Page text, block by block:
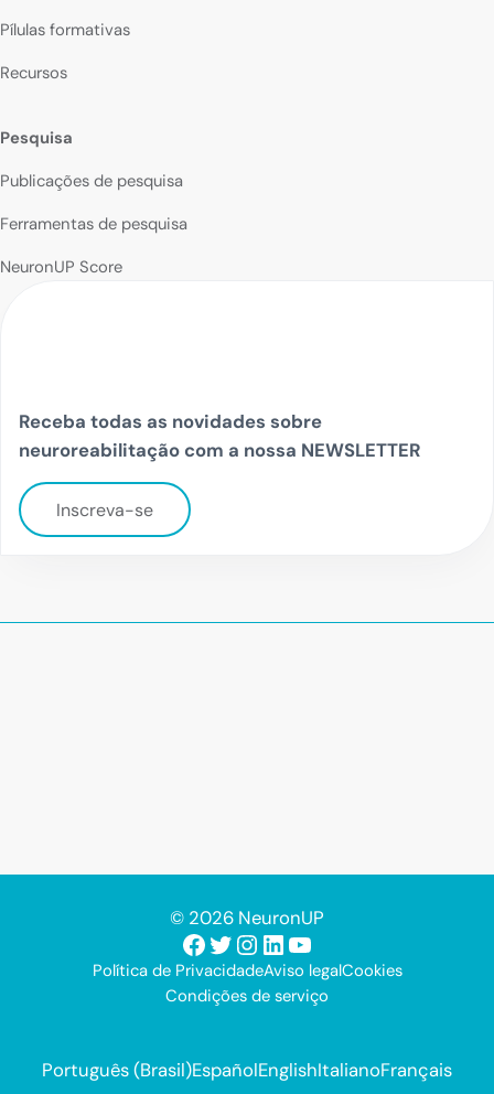
Pílulas formativas
Recursos
Pesquisa
Publicações de pesquisa
Ferramentas de pesquisa
NeuronUP Score
Receba todas as novidades sobre
neuroreabilitação com a nossa NEWSLETTER
Inscreva-se
© 2026 NeuronUP
Facebook
Twitter
Instagram
LinkedIn
Youtube
Política de PrivacidadeAviso legalCookies
Condições de serviço
Português (Brasil)EspañolEnglishItalianoFrançais